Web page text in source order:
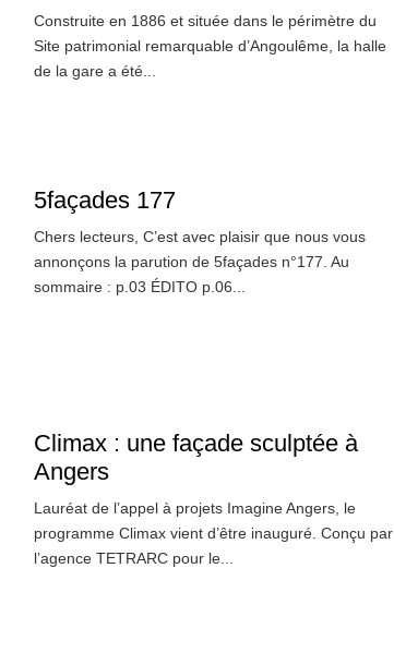
Construite en 1886 et située dans le périmètre du
Site patrimonial remarquable d’Angoulême, la halle
de la gare a été...
5façades 177
Chers lecteurs, C’est avec plaisir que nous vous
annonçons la parution de 5façades n°177. Au
sommaire : p.03 ÉDITO p.06...
Climax : une façade sculptée à
Angers
Lauréat de l’appel à projets Imagine Angers, le
programme Climax vient d’être inauguré. Conçu par
l’agence TETRARC pour le...